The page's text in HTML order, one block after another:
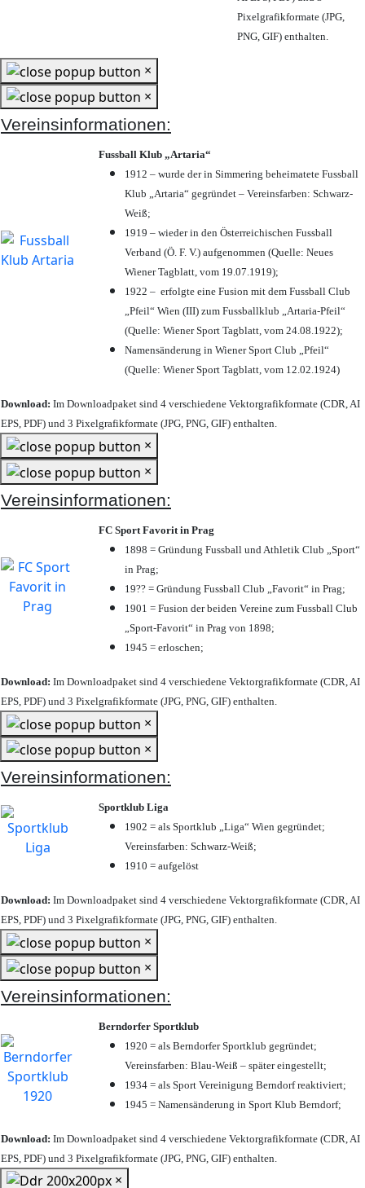
Pixelgrafikformate (JPG,
PNG, GIF) enthalten.
×
×
Vereinsinformationen:
Fussball Klub „Artaria“
1912 – wurde der in Simmering beheimatete Fussball
Klub „Artaria“ gegründet – Vereinsfarben: Schwarz-
Weiß;
1919 – wieder in den Österreichischen Fussball
Verband (Ö. F. V.) aufgenommen (Quelle: Neues
Wiener Tagblatt, vom 19.07.1919);
1922 – erfolgte eine Fusion mit dem Fussball Club
„Pfeil“ Wien (III) zum Fussballklub „Artaria-Pfeil“
(Quelle: Wiener Sport Tagblatt, vom 24.08.1922);
Namensänderung in Wiener Sport Club „Pfeil“
(Quelle: Wiener Sport Tagblatt, vom 12.02.1924)
Download: Im Downloadpaket sind 4 verschiedene Vektorgrafikformate (CDR, AI
EPS, PDF) und 3 Pixelgrafikformate (JPG, PNG, GIF) enthalten.
×
×
Vereinsinformationen:
FC Sport Favorit in Prag
1898 = Gründung Fussball und Athletik Club „Sport“
in Prag;
19?? = Gründung Fussball Club „Favorit“ in Prag;
1901 = Fusion der beiden Vereine zum Fussball Club
„Sport-Favorit“ in Prag von 1898;
1945 = erloschen;
Download: Im Downloadpaket sind 4 verschiedene Vektorgrafikformate (CDR, AI
EPS, PDF) und 3 Pixelgrafikformate (JPG, PNG, GIF) enthalten.
×
×
Vereinsinformationen:
Sportklub Liga
1902 = als Sportklub „Liga“ Wien gegründet;
Vereinsfarben: Schwarz-Weiß;
1910 = aufgelöst
Download: Im Downloadpaket sind 4 verschiedene Vektorgrafikformate (CDR, AI
EPS, PDF) und 3 Pixelgrafikformate (JPG, PNG, GIF) enthalten.
×
×
Vereinsinformationen:
Berndorfer Sportklub
1920 = als Berndorfer Sportklub gegründet;
Vereinsfarben: Blau-Weiß – später eingestellt;
1934 = als Sport Vereinigung Berndorf reaktiviert;
1945 = Namensänderung in Sport Klub Berndorf;
Download: Im Downloadpaket sind 4 verschiedene Vektorgrafikformate (CDR, AI
EPS, PDF) und 3 Pixelgrafikformate (JPG, PNG, GIF) enthalten.
×